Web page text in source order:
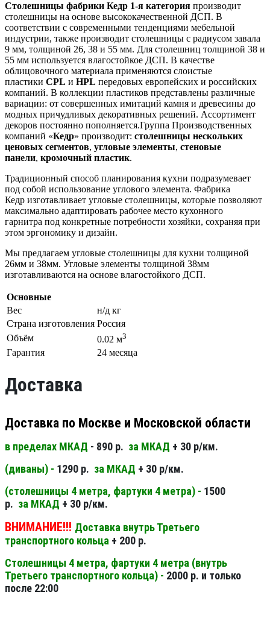
Столешницы фабрики Кедр 1-я категория производит
столешницы на основе высококачественной ДСП. В
соответствии с современными тенденциями мебельной
индустрии, также производит столешницы с радиусом завала
9 мм, толщиной 26, 38 и 55 мм. Для столешниц толщиной 38 и
55 мм используется влагостойкое ДСП. В качестве
облицовочного материала применяются слоистые
пластики CPL и HPL передовых европейских и российских
компаний. В коллекции пластиков представлены различные
вариации: от совершенных имитаций камня и древесины до
модных причудливых декоративных решений. Ассортимент
декоров постоянно пополняется.Группа Производственных
компаний «Кедр» производит: столешницы нескольких
ценовых сегментов, угловые элементы, стеновые
панели, кромочный пластик.
Традиционный способ планирования кухни подразумевает
под собой использование углового элемента. Фабрика
Кедр изготавливает угловые столешницы, которые позволяют
максимально адаптировать рабочее место кухонного
гарнитра под конкретные потребности хозяйки, сохраняя при
этом эргономику и дизайн.
Мы предлагаем угловые столешницы для кухни толщиной
26мм и 38мм. Угловые элементы толщиной 38мм
изготавливаются на основе влагостойкого ДСП.
Основные
Вес
н/д кг
Страна изготовления Россия
Объём
0.02 м3
Гарантия 24 месяца
Доставка
Доставка по Москве и Московской области
в пределах МКАД - 890 р. за МКАД + 30 р/км.
(диваны) - 1290 р. за МКАД + 30 р/км.
(столешницы 4 метра, фартуки 4 метра) - 1500
р. за МКАД + 30 р/км.
ВНИМАНИЕ!!! Доставка внутрь Третьего
транспортного кольца + 200 р.
Столешницы 4 метра, фартуки 4 метра (внутрь
Третьего транспортного кольца) - 2000 р. и только
после 22:00